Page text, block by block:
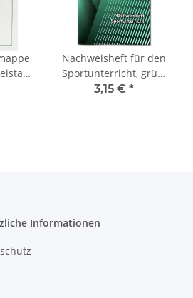
Nachweisheft für den
Sportunterricht, grün,
ca. A5
3,15 € *
Informationen